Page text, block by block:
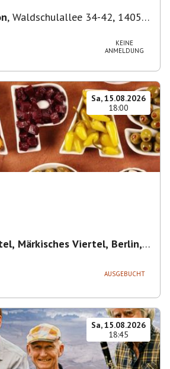
, Waldschulallee 34-42, 14055
KEINE
ANMELDUNG
Sa, 15.08.2026
18:00
Märkisches Viertel, Berlin,
AUSGEBUCHT
Sa, 15.08.2026
18:45